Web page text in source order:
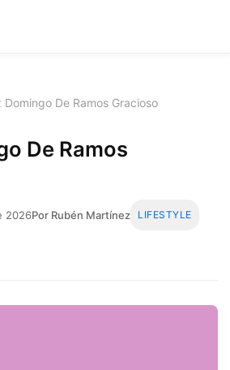
Domingo De Ramos Gracioso
De Ramos
2026Por Rubén Martínez LIFESTYLE